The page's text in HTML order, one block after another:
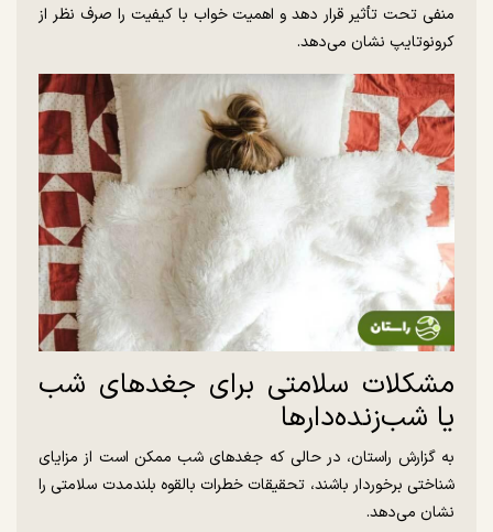
منفی تحت تأثیر قرار دهد و اهمیت خواب با کیفیت را صرف نظر از
کرونوتایپ نشان می‌دهد.
مشکلات سلامتی برای جغد‌های شب
یا شب‌زنده‌دارها
به گزارش راستان، در حالی که جغد‌های شب ممکن است از مزایای
شناختی برخوردار باشند، تحقیقات خطرات بالقوه بلندمدت سلامتی را
نشان می‌دهد.